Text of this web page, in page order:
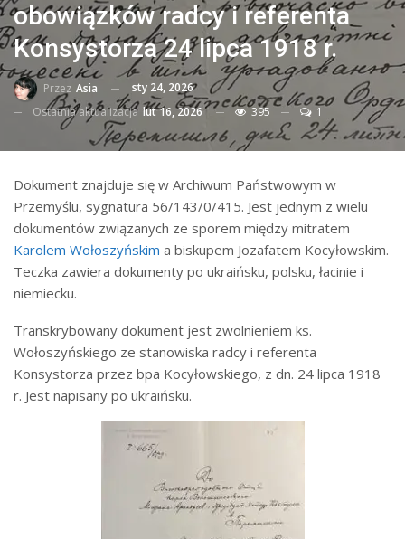
obowiązków radcy i referenta
Konsystorza 24 lipca 1918 r.
Przez Asia
sty 24, 2026
Ostatnia aktualizacja lut 16, 2026 395 1
Dokument znajduje się w Archiwum Państwowym w
Przemyślu, sygnatura 56/143/0/415. Jest jednym z wielu
dokumentów związanych ze sporem między mitratem
Karolem Wołoszyńskim a biskupem Jozafatem Kocyłowskim.
Teczka zawiera dokumenty po ukraińsku, polsku, łacinie i
niemiecku.
Transkrybowany dokument jest zwolnieniem ks.
Wołoszyńskiego ze stanowiska radcy i referenta
Konsystorza przez bpa Kocyłowskiego, z dn. 24 lipca 1918
r. Jest napisany po ukraińsku.